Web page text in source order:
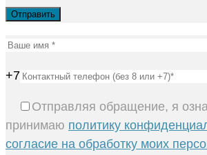
+7
Отправляя обращение, я
принимаю политику
согласие на обработку моих